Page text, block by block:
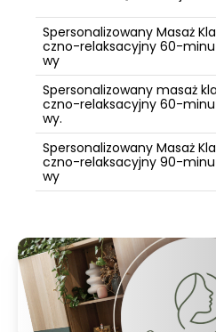
Spersonalizowany Masaż
czno-relaksacyjny 60-
wy
Spersonalizowany masaż
czno-relaksacyjny 60-
wy.
Spersonalizowany Masaż
czno-relaksacyjny 90-
wy